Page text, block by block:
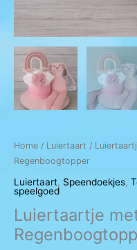
Home / Luiertaart /
Regenboogtopper
Luiertaart, Speendoekjes,
speelgoed
Luiertaartje